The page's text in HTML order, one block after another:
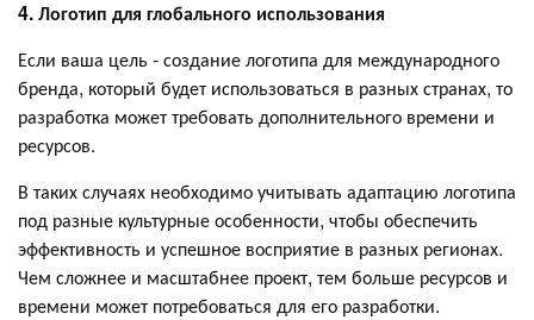
4. Логотип для глобального использования
Если ваша цель - создание логотипа для международного
бренда, который будет использоваться в разных странах, то
разработка может требовать дополнительного времени и
ресурсов.
В таких случаях необходимо учитывать адаптацию логотипа
под разные культурные особенности, чтобы обеспечить
эффективность и успешное восприятие в разных регионах.
Чем сложнее и масштабнее проект, тем больше ресурсов и
времени может потребоваться для его разработки.